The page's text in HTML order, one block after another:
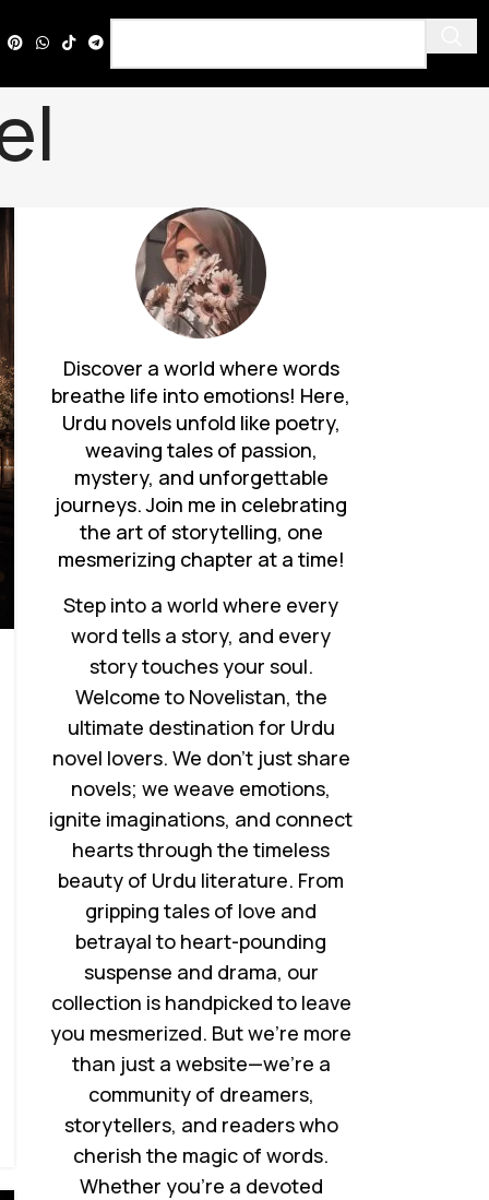
Discover a world where words
breathe life into emotions! Here,
Urdu novels unfold like poetry,
weaving tales of passion,
mystery, and unforgettable
journeys. Join me in celebrating
the art of storytelling, one
mesmerizing chapter at a time!
Step into a world where every
word tells a story, and every
story touches your soul.
Welcome to Novelistan, the
ultimate destination for Urdu
novel lovers. We don’t just share
novels; we weave emotions,
ignite imaginations, and connect
hearts through the timeless
beauty of Urdu literature. From
gripping tales of love and
betrayal to heart-pounding
suspense and drama, our
collection is handpicked to leave
you mesmerized. But we’re more
than just a website—we’re a
community of dreamers,
storytellers, and readers who
cherish the magic of words.
Whether you’re a devoted